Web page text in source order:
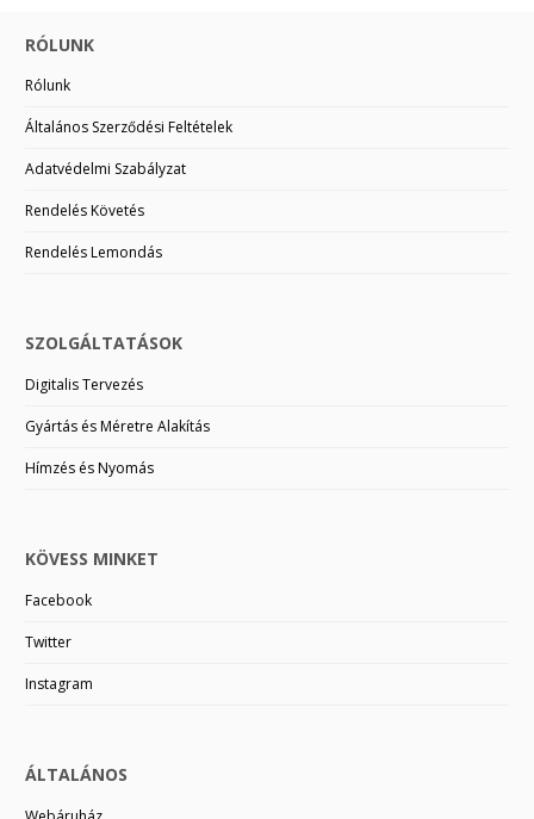
RÓLUNK
Rólunk
Általános Szerződési Feltételek
Adatvédelmi Szabályzat
Rendelés Követés
Rendelés Lemondás
SZOLGÁLTATÁSOK
Digitalis Tervezés
Gyártás és Méretre Alakítás
Hímzés és Nyomás
KÖVESS MINKET
Facebook
Twitter
Instagram
ÁLTALÁNOS